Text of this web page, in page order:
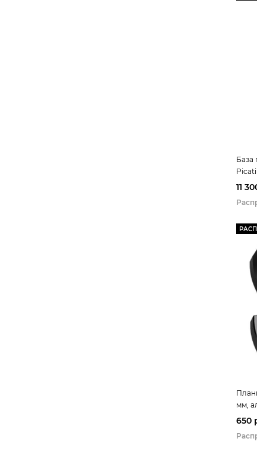
База
11
мм,
650